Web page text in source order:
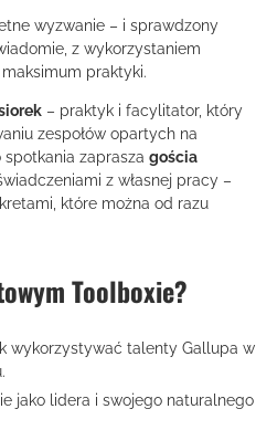
wyzwanie – i sprawdzony
z wykorzystaniem
praktyki.
– praktyk i facylitator, który
zespołów opartych na
zaprasza gościa
z własnej pracy –
które można od razu
Toolboxie?
wykorzystywać talenty Gallupa w
jako lidera i swojego naturalnego